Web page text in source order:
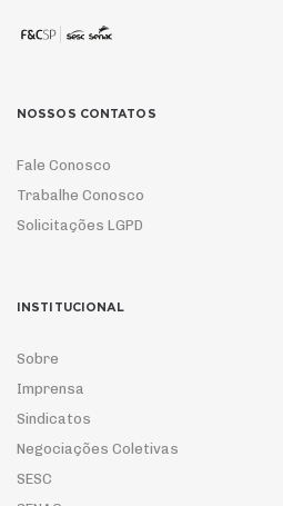
NOSSOS CONTATOS
Fale Conosco
Trabalhe Conosco
Solicitações LGPD
INSTITUCIONAL
Sobre
Imprensa
Sindicatos
Negociações Coletivas
SESC